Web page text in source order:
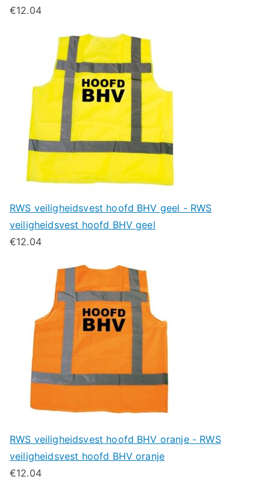
€12.04
RWS veiligheidsvest hoofd BHV geel - RWS
veiligheidsvest hoofd BHV geel
€12.04
RWS veiligheidsvest hoofd BHV oranje - RWS
veiligheidsvest hoofd BHV oranje
€12.04